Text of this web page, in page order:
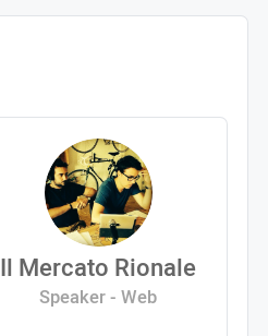
Il Mercato Rionale
Speaker - Web